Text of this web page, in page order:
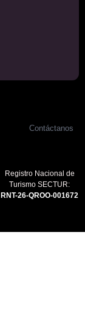
Contáctanos
Registro Nacional de
Turismo SECTUR:
RNT-26-QROO-001672